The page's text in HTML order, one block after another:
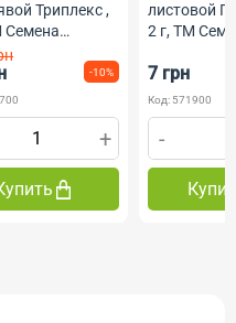
Триплекс ,
Семена
-10%
+
листовой
2 г, ТМ
7 грн
Код: 571900
-